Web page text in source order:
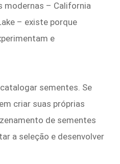
modernas – California
– existe porque
e
sementes. Se
criar suas próprias
de sementes
a seleção e desenvolver